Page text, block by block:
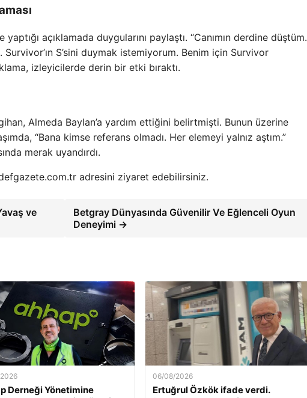
açıklamada duygularını paylaştı. “Canımın derdine düştüm.
Survivor’ın S’sini duymak istemiyorum. Benim için Survivor
izleyicilerde derin bir etki bıraktı.
Almeda Baylan’a yardım ettiğini belirtmişti. Bunun üzerine
“Bana kimse referans olmadı. Her elemeyi yalnız aştım.”
merak uyandırdı.
adresini ziyaret edebilirsiniz.
ve
Betgray Dünyasında Güvenilir Ve Eğlenceli Oyun
Deneyimi →
Derneği Yönetimine
06/08/2026
Ertuğrul Özkök ifade verdi.